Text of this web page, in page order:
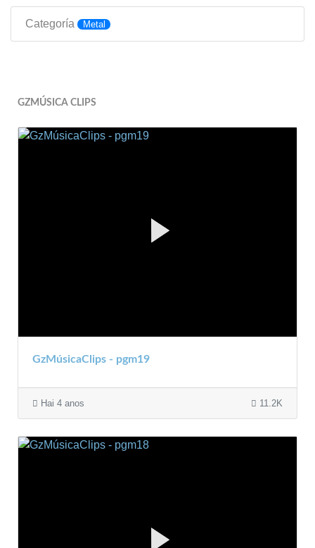
Categoría Metal
GZMÚSICA CLIPS
GzMúsicaClips - pgm19
Hai 4 anos 11.2K